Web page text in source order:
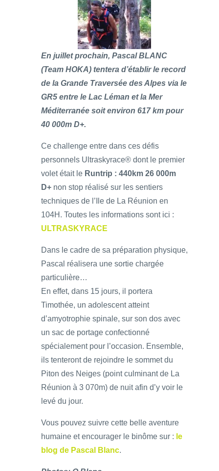
En juillet prochain, Pascal BLANC
(Team HOKA) tentera d’établir le record
de la Grande Traversée des Alpes via le
GR5 entre le Lac Léman et la Mer
Méditerranée soit environ 617 km pour
40 000m D+.
Ce challenge entre dans ces défis
personnels Ultraskyrace® dont le premier
volet était le Runtrip : 440km 26 000m
D+ non stop réalisé sur les sentiers
techniques de l’Ile de La Réunion en
104H. Toutes les informations sont ici :
ULTRASKYRACE
Dans le cadre de sa préparation physique,
Pascal réalisera une sortie chargée
particulière…
En effet, dans 15 jours, il portera
Timothée, un adolescent atteint
d’amyotrophie spinale, sur son dos avec
un sac de portage confectionné
spécialement pour l’occasion. Ensemble,
ils tenteront de rejoindre le sommet du
Piton des Neiges (point culminant de La
Réunion à 3 070m) de nuit afin d’y voir le
levé du jour.
Vous pouvez suivre cette belle aventure
humaine et encourager le binôme sur : le
blog de Pascal Blanc.